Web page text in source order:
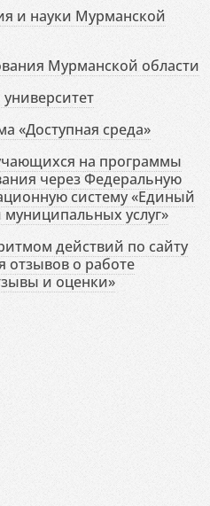
и науки Мурманской
Мурманской области
«Доступная среда»
на программы
через Федеральную
систему «Единый
муниципальных услуг»
действий по сайту
отзывов о работе
и оценки»